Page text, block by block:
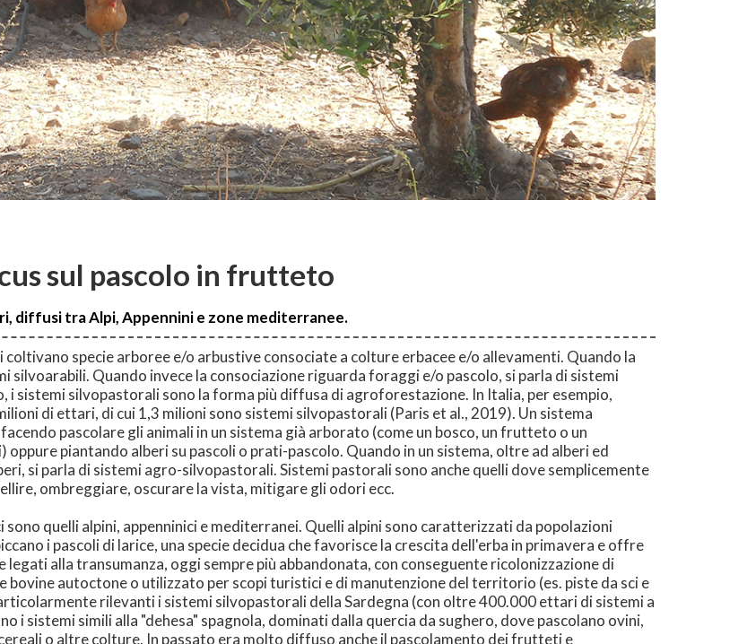
sul pascolo in frutteto
diffusi tra Alpi, Appennini e zone mediterranee.
specie arboree e/o arbustive consociate a colture erbacee e/o allevamenti. Quando la
silvoarabili. Quando invece la consociazione riguarda foraggi e/o pascolo, si parla di sistemi
i sistemi silvopastorali sono la forma più diffusa di agroforestazione. In Italia, per esempio,
di ettari, di cui 1,3 milioni sono sistemi silvopastorali (Paris et al., 2019). Un sistema
pascolare gli animali in un sistema già arborato (come un bosco, un frutteto o un
piantando alberi su pascoli o prati-pascolo. Quando in un sistema, oltre ad alberi ed
si parla di sistemi agro-silvopastorali. Sistemi pastorali sono anche quelli dove semplicemente
ombreggiare, oscurare la vista, mitigare gli odori ecc.
quelli alpini, appenninici e mediterranei. Quelli alpini sono caratterizzati da popolazioni
i pascoli di larice, una specie decidua che favorisce la crescita dell'erba in primavera e offre
alla transumanza, oggi sempre più abbandonata, con conseguente ricolonizzazione di
bovine autoctone o utilizzato per scopi turistici e di manutenzione del territorio (es. piste da sci e
rilevanti i sistemi silvopastorali della Sardegna (con oltre 400.000 ettari di sistemi a
i sistemi simili alla "dehesa" spagnola, dominati dalla quercia da sughero, dove pascolano ovini,
o altre colture. In passato era molto diffuso anche il pascolamento dei frutteti e